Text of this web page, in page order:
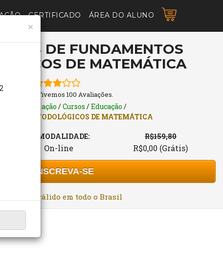
CERTIFICADO ÁREA DO ALUNO
DE FUNDAMENTOS
DE MATEMÁTICA
3 Estrelas. Tivemos 100 Avaliações.
de Formação /Cursos /Educação /
METODOLÓGICOS DE MATEMÁTICA
MODALIDADE:
On-line
R$159,80
R$0,00 (Grátis)
INSCREVA-SE
Certificado válido em todo o Brasil
×